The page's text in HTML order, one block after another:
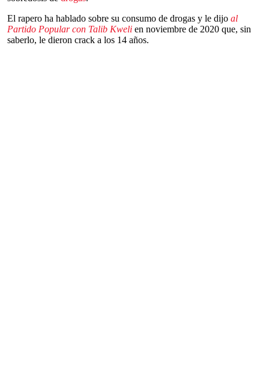
El rapero ha hablado sobre su consumo de drogas y le dijo al
Partido Popular con Talib Kweli en noviembre de 2020 que, sin
saberlo, le dieron crack a los 14 años.